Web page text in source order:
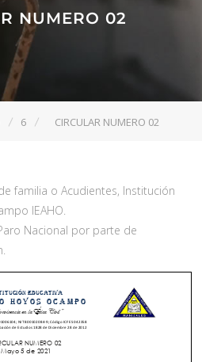
NUMERO 02
6 CIRCULAR NUMERO 02
familia o Acudientes, Institución
IEAHO.
Nacional por parte de